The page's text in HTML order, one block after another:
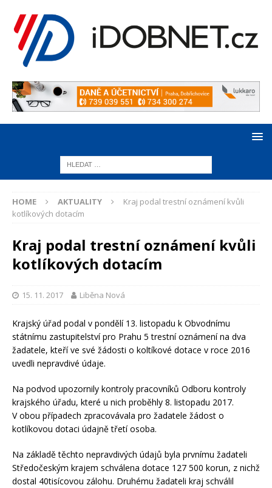
HOME AKTUALITY
Kraj podal trestní oznámení kvůli
kotlíkových dotacím
Kraj podal trestní oznámení kvůli
kotlíkových dotacím
15. 11. 2017 Liběna Nová
Krajský úřad podal v pondělí 13. listopadu k Obvodnímu
státnímu zastupitelství pro Prahu 5 trestní oznámení na dva
žadatele, kteří ve své žádosti o koltíkové dotace v roce 2016
uvedli nepravdivé údaje.
Na podvod upozornily kontroly pracovníků Odboru kontroly
krajského úřadu, které u nich proběhly 8. listopadu 2017.
V obou případech zpracovávala pro žadatele žádost o
kotlíkovou dotaci údajně třetí osoba.
Na základě těchto nepravdivých údajů byla prvnímu žadateli
Středočeským krajem schválena dotace 127 500 korun, z nichž
dostal 40tisícovou zálohu. Druhému žadateli kraj schválil